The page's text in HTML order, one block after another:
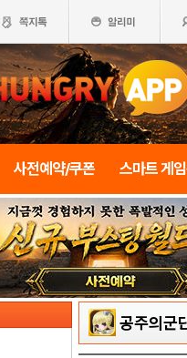
사전예약/쿠폰 스마트 게
공주의군